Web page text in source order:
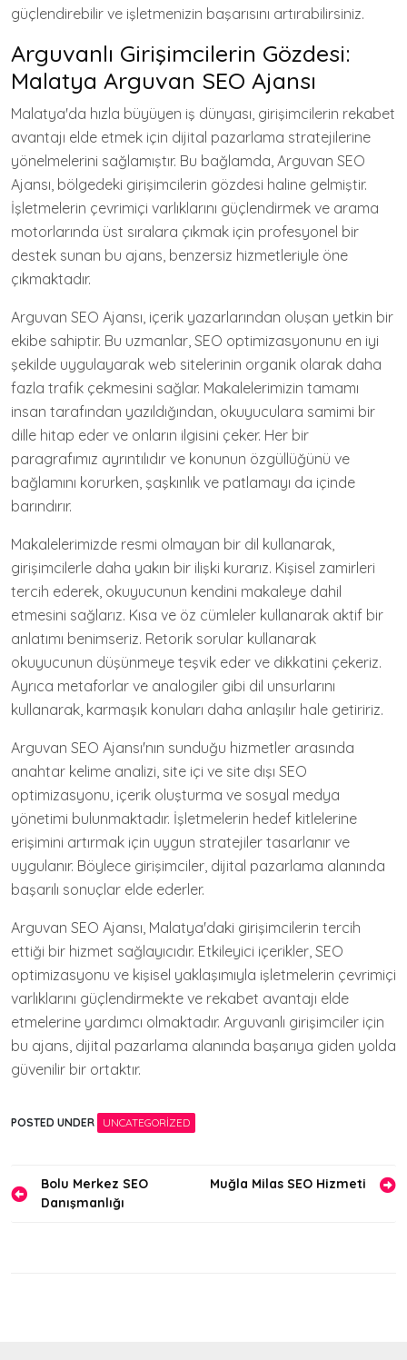
güçlendirebilir ve işletmenizin başarısını artırabilirsiniz.
Arguvanlı Girişimcilerin Gözdesi:
Malatya Arguvan SEO Ajansı
Malatya'da hızla büyüyen iş dünyası, girişimcilerin rekabet
avantajı elde etmek için dijital pazarlama stratejilerine
yönelmelerini sağlamıştır. Bu bağlamda, Arguvan SEO
Ajansı, bölgedeki girişimcilerin gözdesi haline gelmiştir.
İşletmelerin çevrimiçi varlıklarını güçlendirmek ve arama
motorlarında üst sıralara çıkmak için profesyonel bir
destek sunan bu ajans, benzersiz hizmetleriyle öne
çıkmaktadır.
Arguvan SEO Ajansı, içerik yazarlarından oluşan yetkin bir
ekibe sahiptir. Bu uzmanlar, SEO optimizasyonunu en iyi
şekilde uygulayarak web sitelerinin organik olarak daha
fazla trafik çekmesini sağlar. Makalelerimizin tamamı
insan tarafından yazıldığından, okuyuculara samimi bir
dille hitap eder ve onların ilgisini çeker. Her bir
paragrafımız ayrıntılıdır ve konunun özgüllüğünü ve
bağlamını korurken, şaşkınlık ve patlamayı da içinde
barındırır.
Makalelerimizde resmi olmayan bir dil kullanarak,
girişimcilerle daha yakın bir ilişki kurarız. Kişisel zamirleri
tercih ederek, okuyucunun kendini makaleye dahil
etmesini sağlarız. Kısa ve öz cümleler kullanarak aktif bir
anlatımı benimseriz. Retorik sorular kullanarak
okuyucunun düşünmeye teşvik eder ve dikkatini çekeriz.
Ayrıca metaforlar ve analogiler gibi dil unsurlarını
kullanarak, karmaşık konuları daha anlaşılır hale getiririz.
Arguvan SEO Ajansı'nın sunduğu hizmetler arasında
anahtar kelime analizi, site içi ve site dışı SEO
optimizasyonu, içerik oluşturma ve sosyal medya
yönetimi bulunmaktadır. İşletmelerin hedef kitlelerine
erişimini artırmak için uygun stratejiler tasarlanır ve
uygulanır. Böylece girişimciler, dijital pazarlama alanında
başarılı sonuçlar elde ederler.
Arguvan SEO Ajansı, Malatya'daki girişimcilerin tercih
ettiği bir hizmet sağlayıcıdır. Etkileyici içerikler, SEO
optimizasyonu ve kişisel yaklaşımıyla işletmelerin çevrimiçi
varlıklarını güçlendirmekte ve rekabet avantajı elde
etmelerine yardımcı olmaktadır. Arguvanlı girişimciler için
bu ajans, dijital pazarlama alanında başarıya giden yolda
güvenilir bir ortaktır.
POSTED UNDER UNCATEGORIZED
Yazı
gezinmesi
Bolu Merkez SEO
Danışmanlığı
Muğla Milas SEO Hizmeti